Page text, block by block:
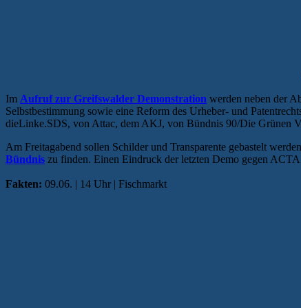
Im Aufruf zur Greifswalder Demonstration werden neben der
Selbstbestimmung sowie eine Reform des Urheber- und
dieLinke.SDS, von Attac, dem AKJ, von Bündnis 90/Die Grünen
Am Freitagabend sollen Schilder und Transparente gebastelt
Bündnis zu finden. Einen Eindruck der letzten Demo gegen
Fakten: 09.06. | 14 Uhr | Fischmarkt